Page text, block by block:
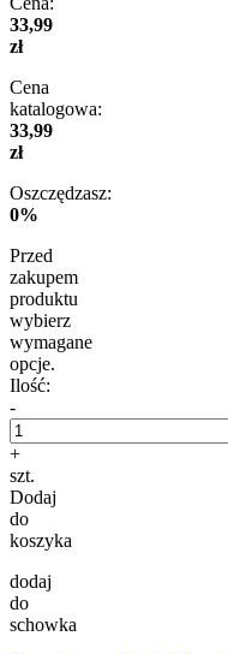
33,99
zł
Cena
katalogowa:
33,99
zł
Oszczędzasz:
0%
Przed
zakupem
produktu
wybierz
wymagane
opcje.
Ilość:
-
+
szt.
Dodaj
do
koszyka
dodaj
do
schowka